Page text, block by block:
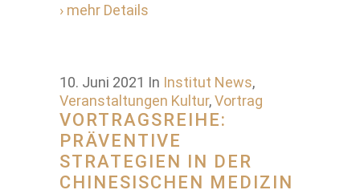
› mehr Details
10. Juni 2021 In Institut News,
Veranstaltungen Kultur,Vortrag
VORTRAGSREIHE:
PRÄVENTIVE
STRATEGIEN IN DER
CHINESISCHEN MEDIZIN